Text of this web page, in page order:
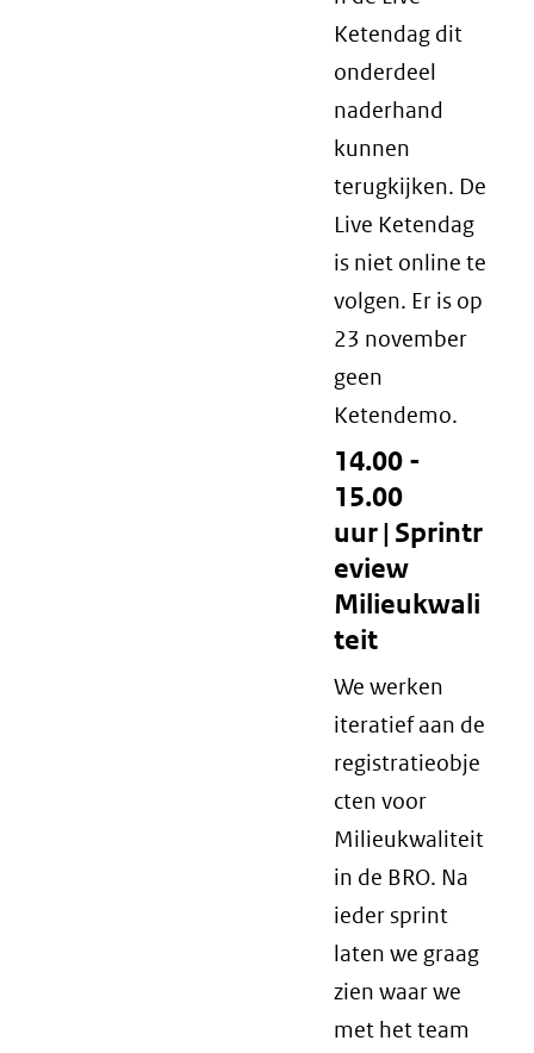
Ketendag dit
onderdeel
naderhand
kunnen
terugkijken. De
Live Ketendag
is niet online te
volgen. Er is op
23 november
geen
Ketendemo.
14.00 -
15.00
uur | Sprintr
eview
Milieukwali
teit
We werken
iteratief aan de
registratieobje
cten voor
Milieukwaliteit
in de BRO. Na
ieder sprint
laten we graag
zien waar we
met het team